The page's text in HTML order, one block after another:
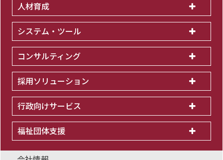
人材育成
システム・ツール
コンサルティング
採用ソリューション
行政向けサービス
福祉団体支援